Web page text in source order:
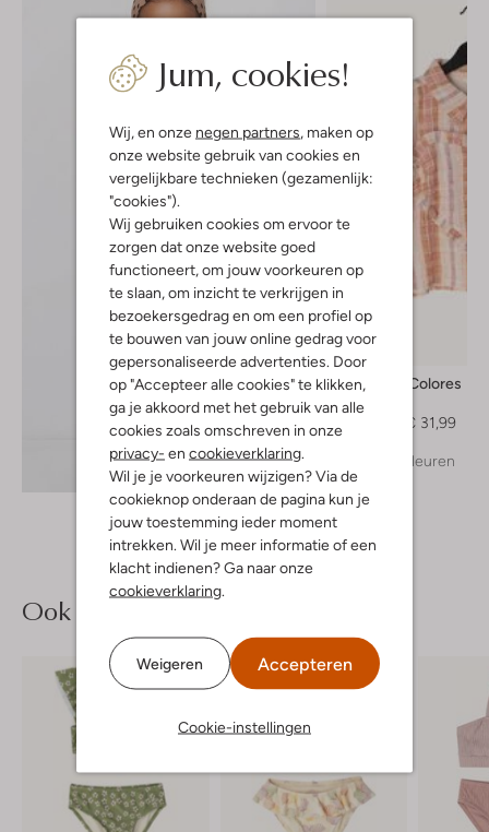
Jum, cookies!
Wij, en onze negen partners, maken op
onze website gebruik van cookies en
vergelijkbare technieken (gezamenlijk:
"cookies").
Wij gebruiken cookies om ervoor te
zorgen dat onze website goed
functioneert, om jouw voorkeuren op
te slaan, om inzicht te verkrijgen in
bezoekersgedrag en om een profiel op
te bouwen van jouw online gedrag voor
gepersonaliseerde advertenties. Door
op "Accepteer alle cookies" te klikken,
ga je akkoord met het gebruik van alle
cookies zoals omschreven in onze
privacy- en cookieverklaring.
Wil je je voorkeuren wijzigen? Via de
cookieknop onderaan de pagina kun je
jouw toestemming ieder moment
intrekken. Wil je meer informatie of een
klacht indienen? Ga naar onze
cookieverklaring.
Weigeren Accepteren
Cookie-instellingen
Ontdek de look
-40%
Labo De Colores
Top
€ 31,99
+ meer kleuren
Ook iets voor jou?